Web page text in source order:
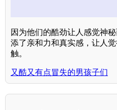
因为他们的酷劲让人感觉神
添了亲和力和真实感，让人
触。
又酷又有点冒失的男孩子们